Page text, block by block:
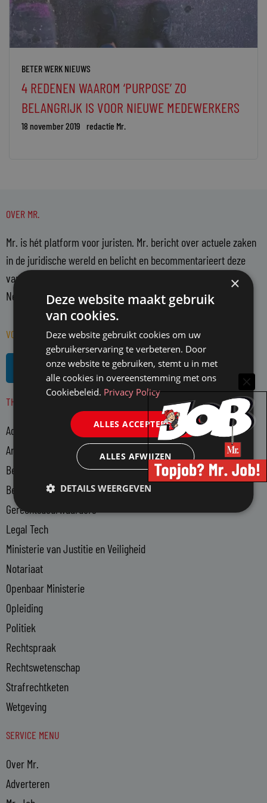
BETER WERK NIEUWS
4 REDENEN WAAROM ‘PURPOSE’ ZO
BELANGRIJK IS VOOR NIEUWE MEDEWERKERS
18 november 2019 redactie Mr.
OVER MR.
Mr. is hét platform voor juristen. Mr. bericht over actuele zaken
in de juridische wereld en belicht en becommentarieert deze
vanuit een onafhankelijke positie. Mr. richt zich op alle in
Nederland actieve juristen en WO-rechtenstudenten.
VOLG MR. OP SOCIAL MEDIA
n
R
s
s
THEMA'S
Advocatuur
Arbeidsmarkt
Bedrijfsjuristen
Bedrijfsvoering
Gerechtsdeurwaarders
Legal Tech
Ministerie van Justitie en Veiligheid
Notariaat
Openbaar Ministerie
Opleiding
Politiek
Rechtspraak
Rechtswetenschap
Strafrechtketen
Wetgeving
SERVICE MENU
Over Mr.
Adverteren
×
Deze website maakt gebruik
van cookies.
Deze website gebruikt cookies om uw
gebruikerservaring te verbeteren. Door
onze website te gebruiken, stemt u in met
alle cookies in overeenstemming met ons
Cookiebeleid. Privacy Policy
ALLES ACCEPTEREN
ALLES AFWIJZEN
DETAILS WEERGEVEN